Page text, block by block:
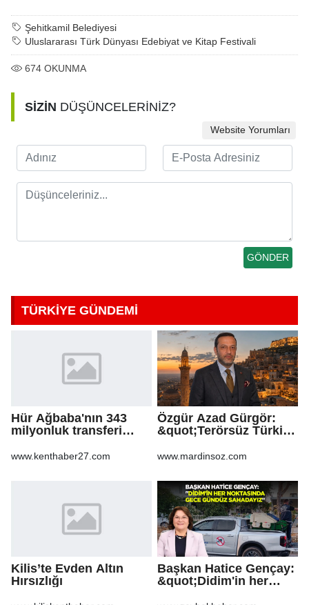
Şehitkamil Belediyesi
Uluslararası Türk Dünyası Edebiyat ve Kitap Festivali
674 OKUNMA
SİZİN DÜŞÜNCELERİNİZ?
Website Yorumları
TÜRKİYE GÜNDEMİ
Hür Ağbaba'nın 343
milyonluk transferi
Ağbaba'ya milyonlar
www.kenthaber27.com
Özgür Azad Gürgör:
&quot;Terörsüz Türkiye
Turizmi İçin Yeni Bir
Başlangıcıdır&quot;
www.mardinsoz.com
Kilis’te Evden Altın
Hırsızlığı
Başkan Hatice Gençay:
&quot;Didim'in her